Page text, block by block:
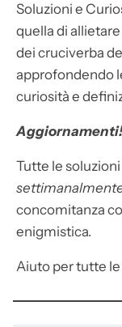
Soluzioni e
quella di
dei cruciverba
approfondendo
curiosità e
Aggiornamenti!
Tutte le
concomitanza
enigmistica.
Aiuto per tutte